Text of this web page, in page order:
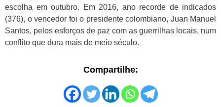
escolha em outubro. Em 2016, ano recorde de indicados
(376), o vencedor foi o presidente colombiano, Juan Manuel
Santos, pelos esforços de paz com as guerrilhas locais, num
conflito que dura mais de meio século.
Compartilhe: